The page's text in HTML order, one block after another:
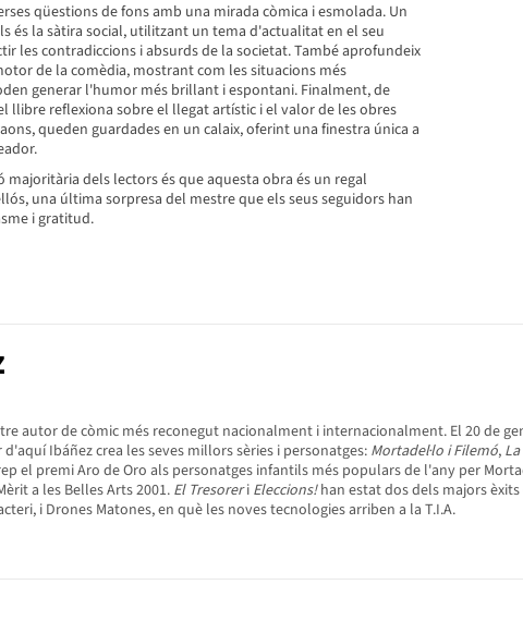
qüestions de fons amb una mirada còmica i esmolada. Un
és la sàtira social, utilitzant un tema d'actualitat en el seu
les contradiccions i absurds de la societat. També aprofundeix
de la comèdia, mostrant com les situacions més
generar l'humor més brillant i espontani. Finalment, de
llibre reflexiona sobre el llegat artístic i el valor de les obres
queden guardades en un calaix, oferint una finestra única a
majoritària dels lectors és que aquesta obra és un regal
una última sorpresa del mestre que els seus seguidors han
i gratitud.
autor de còmic més reconegut nacionalment i internacionalment. El 20 de
Ibáñez crea les seves millors sèries i personatges: Mortadel·lo i Filemó,
el premi Aro de Oro als personatges infantils més populars de l'any per
a les Belles Arts 2001. El Tresoreri Eleccions!han estat dos dels majors
i Drones Matones, en què les noves tecnologies arriben a la T.I.A.